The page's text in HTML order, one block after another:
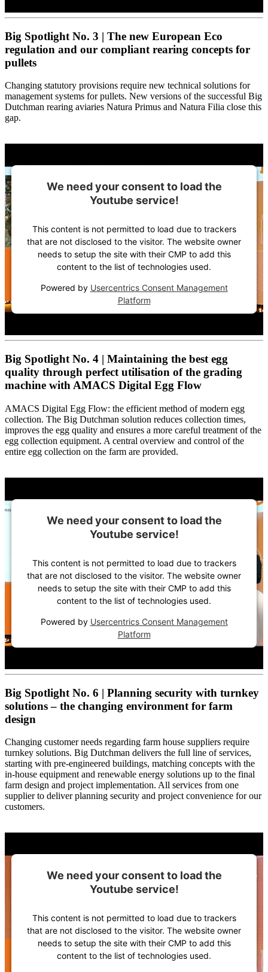
Big Spotlight No. 3 | The new European Eco
regulation and our compliant rearing concepts for
pullets
Changing statutory provisions require new technical solutions for
management systems for pullets. New versions of the successful Big
Dutchman rearing aviaries Natura Primus and Natura Filia close this
gap.
We need your consent to load the
Youtube service!
This content is not permitted to load due to trackers
that are not disclosed to the visitor. The website owner
needs to setup the site with their CMP to add this
content to the list of technologies used.
Powered by Usercentrics Consent Management
Platform
Big Spotlight No. 4 | Maintaining the best egg
quality through perfect utilisation of the grading
machine with AMACS Digital Egg Flow
AMACS Digital Egg Flow: the efficient method of modern egg
collection. The Big Dutchman solution reduces collection times,
improves the egg quality and ensures a more careful treatment of the
egg collection equipment. A central overview and control of the
entire egg collection on the farm are provided.
We need your consent to load the
Youtube service!
This content is not permitted to load due to trackers
that are not disclosed to the visitor. The website owner
needs to setup the site with their CMP to add this
content to the list of technologies used.
Powered by Usercentrics Consent Management
Platform
Big Spotlight No. 6 | Planning security with turnkey
solutions – the changing environment for farm
design
Changing customer needs regarding farm house suppliers require
turnkey solutions. Big Dutchman delivers the full line of services,
starting with pre-engineered buildings, matching concepts with the
in-house equipment and renewable energy solutions up to the final
farm design and project implementation. All services from one
supplier to deliver planning security and project convenience for our
customers.
We need your consent to load the
Youtube service!
This content is not permitted to load due to trackers
that are not disclosed to the visitor. The website owner
needs to setup the site with their CMP to add this
content to the list of technologies used.